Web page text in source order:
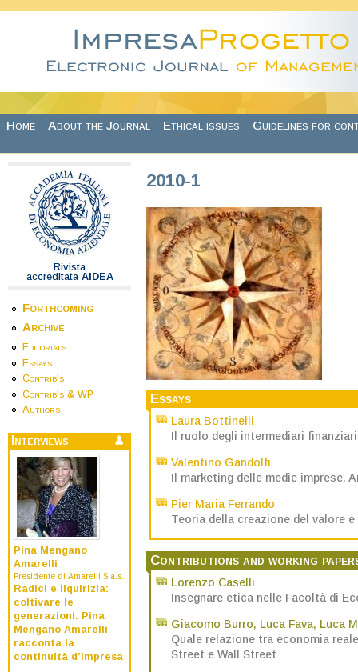
Home About the Journal Ethical issues Guidelines for
Rivista
accreditata AIDEA
Forthcoming
Archive
Editorials
Essays
Contrib's
Contrib's & WP
Authors
Interviews
Pina Mengano
Amarelli
Presidente di Amarelli S.a.s.
Radici e liquirizia:
coltivare le
generazioni. Pina
Mengano Amarelli
racconta la
continuità d’impresa
2010-1
Essays
Laura Bottinelli
Il ruolo degli intermediari
Valentino Gandolfi
Il marketing delle medie imprese.
Pier Maria Ferrando
Teoria della creazione del valore
Contributions and working
Lorenzo Caselli
Insegnare etica nelle Facoltà di
Giacomo Burro, Luca Fava, Luca
Quale relazione tra economia
Street e Wall Street